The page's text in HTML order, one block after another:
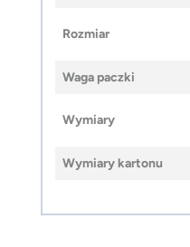
Rozmiar
Waga paczki
Wymiary
Wymiary kartonu